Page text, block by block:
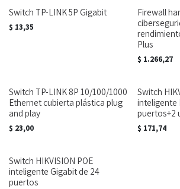
Switch TP-LINK 5P Gigabit
$ 13,35
Firewall
Plus
$ 1.266,27
Switch TP-LINK 8P 10/100/1000
Ethernet cubierta plástica plug
and play
$ 23,00
Switch
inteligente
puertos+2
$ 171,74
Switch HIKVISION POE
inteligente Gigabit de 24
puertos